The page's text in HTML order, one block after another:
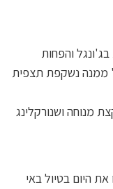
והפחות
ממנה נשקפת תצפית
מנוחה ושנורקלינג
היום בטיול באי